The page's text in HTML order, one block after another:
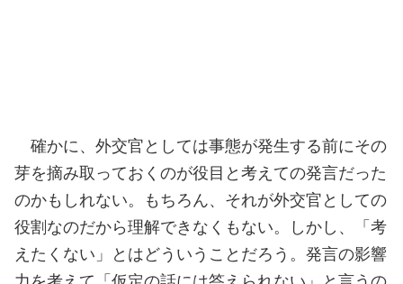
確かに、外交官としては事態が発生する前にその
芽を摘み取っておくのが役目と考えての発言だった
のかもしれない。もちろん、それが外交官としての
役割なのだから理解できなくもない。しかし、「考
えたくない」とはどういうことだろう。発言の影響